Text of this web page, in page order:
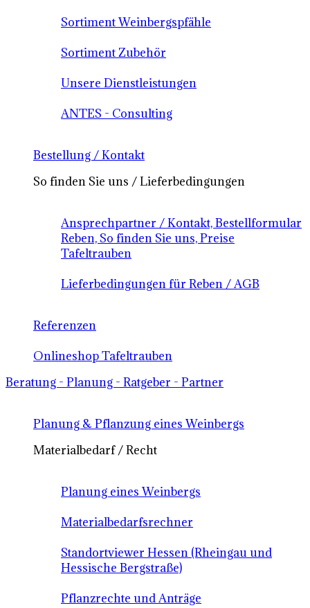
Sortiment Weinbergspfähle
Sortiment Zubehör
Unsere Dienstleistungen
ANTES - Consulting
Bestellung / Kontakt
So finden Sie uns / Lieferbedingungen
Ansprechpartner / Kontakt, Bestellformular
Reben, So finden Sie uns, Preise
Tafeltrauben
Lieferbedingungen für Reben / AGB
Referenzen
Onlineshop Tafeltrauben
Beratung - Planung - Ratgeber - Partner
Planung & Pflanzung eines Weinbergs
Materialbedarf / Recht
Planung eines Weinbergs
Materialbedarfsrechner
Standortviewer Hessen (Rheingau und
Hessische Bergstraße)
Pflanzrechte und Anträge